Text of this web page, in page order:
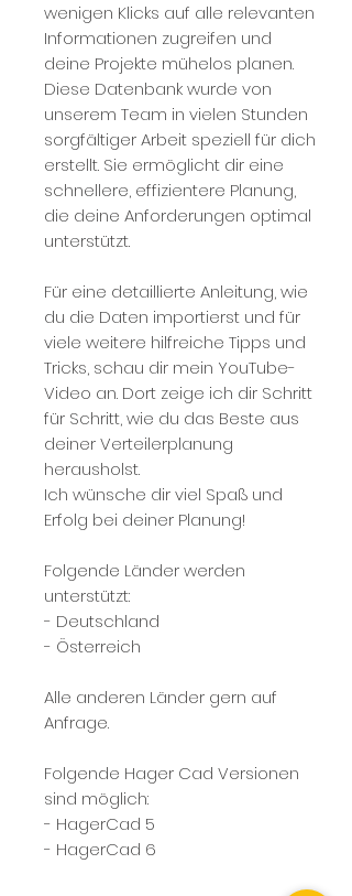
wenigen Klicks auf alle relevanten
Informationen zugreifen und
deine Projekte mühelos planen.
Diese Datenbank wurde von
unserem Team in vielen Stunden
sorgfältiger Arbeit speziell für dich
erstellt. Sie ermöglicht dir eine
schnellere, effizientere Planung,
die deine Anforderungen optimal
unterstützt.
Für eine detaillierte Anleitung, wie
du die Daten importierst und für
viele weitere hilfreiche Tipps und
Tricks, schau dir mein YouTube-
Video an. Dort zeige ich dir Schritt
für Schritt, wie du das Beste aus
deiner Verteilerplanung
herausholst.
Ich wünsche dir viel Spaß und
Erfolg bei deiner Planung!
Folgende Länder werden
unterstützt:
- Deutschland
- Österreich
Alle anderen Länder gern auf
Anfrage.
Folgende Hager Cad Versionen
sind möglich:
- HagerCad 5
- HagerCad 6